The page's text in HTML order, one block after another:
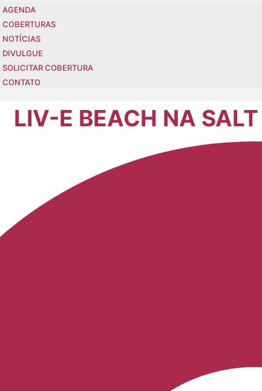
AGENDA
COBERTURAS
NOTÍCIAS
DIVULGUE
SOLICITAR COBERTURA
CONTATO
LIV-E BEACH NA